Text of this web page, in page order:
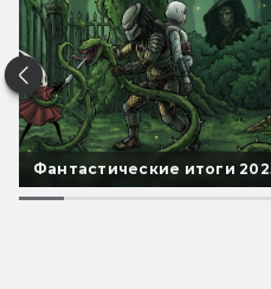
Фантастические итоги